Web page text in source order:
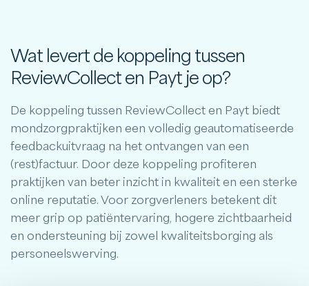
Wat levert de koppeling tussen
ReviewCollect en Payt je op?
De koppeling tussen ReviewCollect en Payt biedt
mondzorgpraktijken een volledig geautomatiseerde
feedbackuitvraag na het ontvangen van een
(rest)factuur. Door deze koppeling profiteren
praktijken van beter inzicht in kwaliteit en een sterke
online reputatie. Voor zorgverleners betekent dit
meer grip op patiëntervaring, hogere zichtbaarheid
en ondersteuning bij zowel kwaliteitsborging als
personeelswerving.